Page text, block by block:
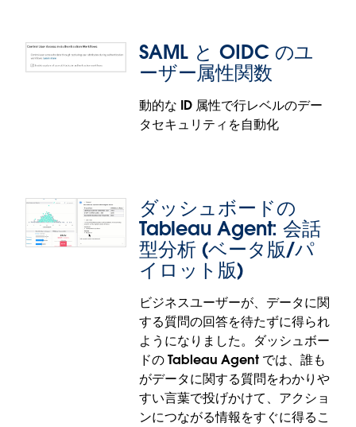
め、経費を大幅に抑えながら、信頼できる Tableau
分析環境にあらゆる MCP 対応 AI エージェントをす
組み込まれており、ガバナンスと信頼性も確保され
ているため、エンタープライズ対応のセキュアな AI
ンで利用可能です。
Tableau セマンティク: コンポーザビ
などのプロパティを修正して、継承されたビジネス
ロジックを特定の要件に適合させることができま
す。この機能を使うと、信頼できる単一の情報源を
保持しながら、すぐに使用できる (OOTB) コンテンツ
で組織に固有のニーズを満たせるようにすることが
コンポーザビリティのオーバーライド機能は
Tableau Next で一般提供されます。
SAML と OIDC のユ
ーザー属性関数
動的な ID 属性で行レベルのデー
タセキュリティを自動化
ご利用の ID プロバイダーから直接渡される行レベル
のセキュリティ用の属性を使用して、データセキュ
リティを強化することができます。これにより、ユ
ーザーに各自のロールに関係するデータのみが表示
されるようにする、動的な属性ベースのアクセス制
ダッシュボードの
Tableau Agent: 会話
型分析 (ベータ版/パ
イロット版)
ビジネスユーザーが、データに関
する質問の回答を待たずに得られ
ようになりました。ダッシュボー
ドの Tableau Agent では、誰も
がデータに関する質問をわかりや
すい言葉で投げかけて、アクショ
ンにつながる情報をすぐに得るこ